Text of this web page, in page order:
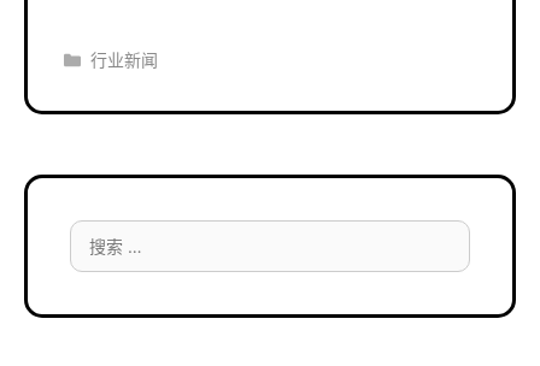
分
行业新闻
搜
索：